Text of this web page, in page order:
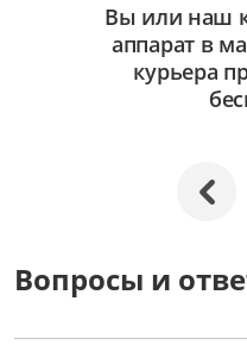
Вы или наш
аппарат в
курьера
Вопросы и